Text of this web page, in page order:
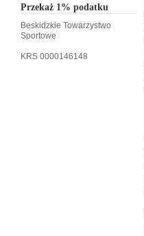
Przekaż 1% podatku
Beskidzkie Towarzystwo
Sportowe
KRS 0000146148